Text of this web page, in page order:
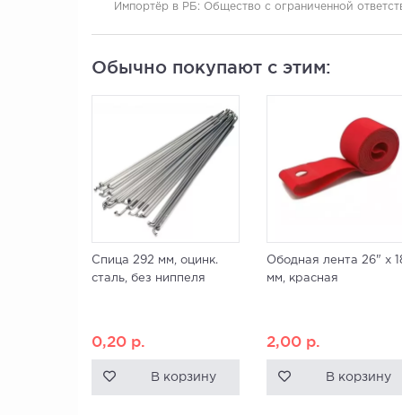
Импортёр в РБ: Общество с ограниченной
Обычно покупают с этим:
Спица 292 мм, оцинк.
сталь, без ниппеля
0,20 р.
В корзину
Ободная лента 26" x
мм, красная
2,00 р.
В корзину